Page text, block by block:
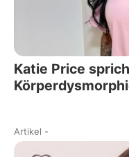
Katie Price
Artikel -